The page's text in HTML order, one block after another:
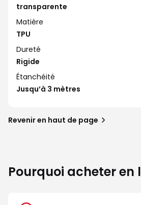
transparente
Matière
TPU
Dureté
Rigide
Étanchéité
Jusqu’à 3 mètres
Revenir en haut de page
Pourquoi acheter en